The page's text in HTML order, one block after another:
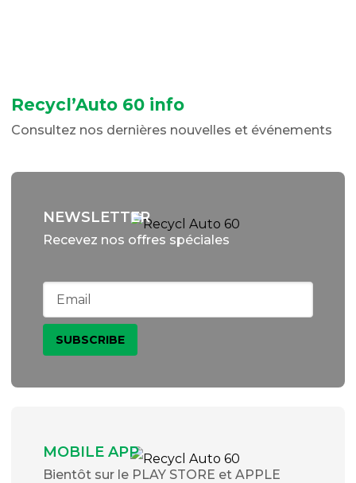
Recycl’Auto 60 info
Consultez nos dernières nouvelles et événements
NEWSLETTER
Recevez nos offres spéciales
MOBILE APP
Bientôt sur le PLAY STORE et APPLE